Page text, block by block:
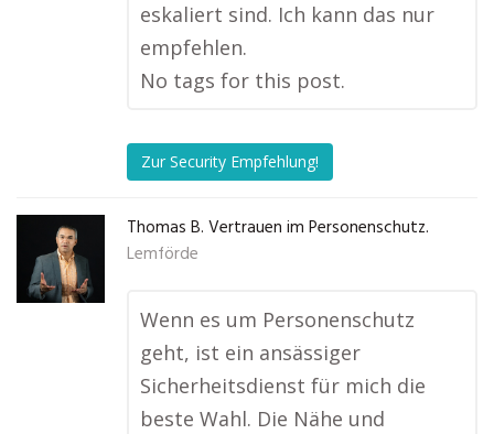
eskaliert sind. Ich kann das nur
empfehlen.
No tags for this post.
Zur Security Empfehlung!
Thomas B. Vertrauen im Personenschutz.
Lemförde
Wenn es um Personenschutz
geht, ist ein ansässiger
Sicherheitsdienst für mich die
beste Wahl. Die Nähe und